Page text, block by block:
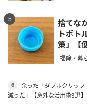
5
捨てな
トボト
策」【
掃除・暮
6
余った「ダブルクリッ
減った」【意外な活用術3選】